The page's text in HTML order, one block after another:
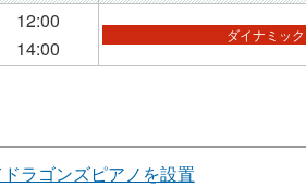
12:00
14:00
ダイナミッ
ラゴンズピアノを設置